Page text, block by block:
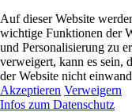
Auf dieser Website
wichtige Funktionen der
und Personalisierung zu
verweigert, kann es sein,
der Website nicht
Akzeptieren Verweigern
Infos zum Datenschutz